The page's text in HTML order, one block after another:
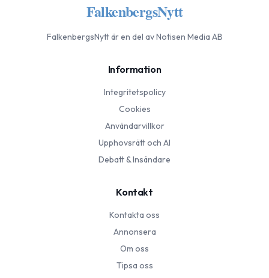
FalkenbergsNytt
FalkenbergsNyttär en del av Notisen Media AB
Information
Integritetspolicy
Cookies
Användarvillkor
Upphovsrätt och AI
Debatt & Insändare
Kontakt
Kontakta oss
Annonsera
Om oss
Tipsa oss